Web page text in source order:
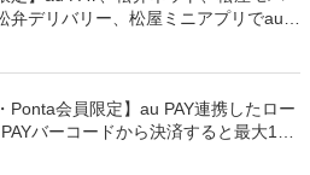
弁デリバリー、松屋ミニアプリでau
Ponta会員限定】au PAY連携したロー
バーコードから決済すると最大100